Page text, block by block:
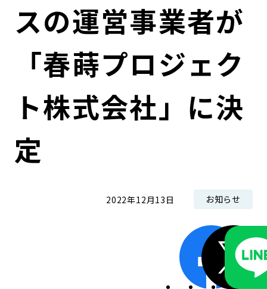
スの運営事業者が
「春蒔プロジェク
ト株式会社」に決
定
2022年12月13日 お知らせ